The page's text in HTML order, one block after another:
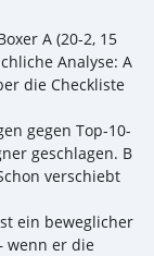
A (20-2, 15
Analyse: A
die Checkliste
gegen Top-10-
geschlagen. B
verschiebt
ein beweglicher
wenn er die